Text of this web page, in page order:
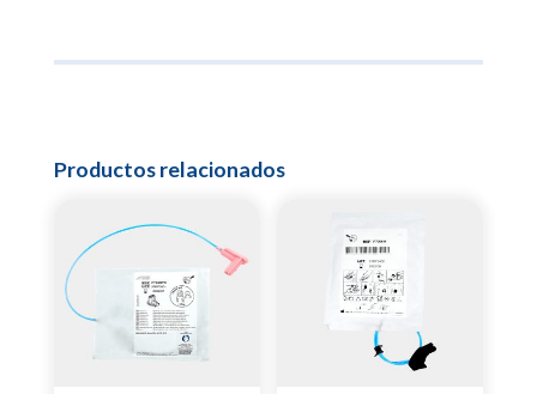
Productos relacionados